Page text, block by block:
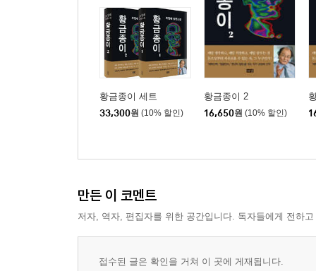
황금종이 세트
33,300원 (10% 할인)
황금종이 2
16,650원 (10% 할인)
만든 이 코멘트
저자, 역자, 편집자를 위한 공간입니다. 독자들에게 전하
접수된 글은 확인을 거쳐 이 곳에 게재됩니다.